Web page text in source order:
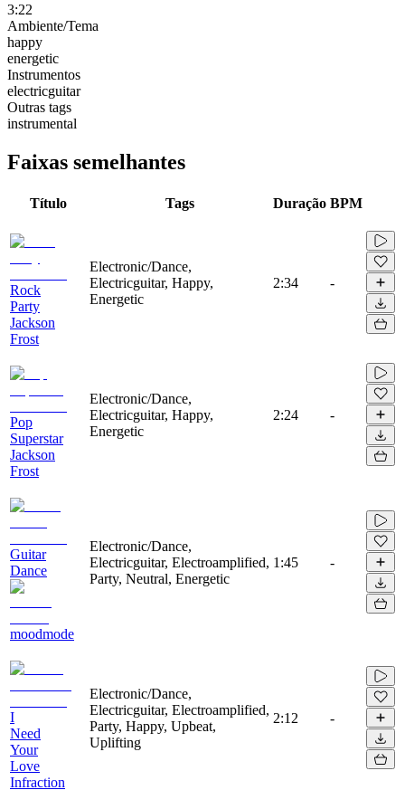
3:22
Ambiente/Tema
happy
energetic
Instrumentos
electricguitar
Outras tags
instrumental
Faixas semelhantes
Título Tags Duração BPM
Rock
Party
Jackson
Frost
Electronic/Dance,
Electricguitar, Happy,
Energetic
2:34 -
Pop
Superstar
Jackson
Frost
Electronic/Dance,
Electricguitar, Happy,
Energetic
2:24 -
Guitar
Dance
moodmode
Electronic/Dance,
Electricguitar, Electroamplified,
Party, Neutral, Energetic
1:45 -
I
Need
Your
Love
Infraction
Electronic/Dance,
Electricguitar, Electroamplified,
Party, Happy, Upbeat,
Uplifting
2:12 -